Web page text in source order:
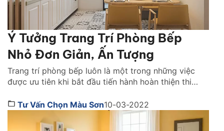
Ý Tưởng Trang Trí Phòng Bếp
Nhỏ Đơn Giản, Ấn Tượng
Trang trí phòng bếp luôn là một trong những việc
được ưu tiên khi bắt đầu tiến hành hoàn thiện thi
coi là khu vực “giữ lửa” cho cả nhà. Tuy nhiên, việc
trang trí không phải lúc nào cũng diễn ra thuận […]
Tư Vấn Chọn Màu Sơn10-03-2022